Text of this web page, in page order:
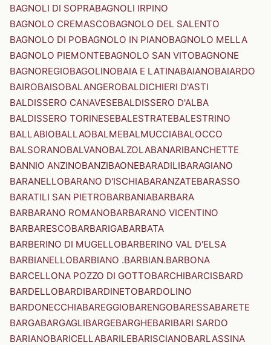
BAGNOLI DI SOPRABAGNOLI IRPINO
BAGNOLO CREMASCOBAGNOLO DEL SALENTO
BAGNOLO DI POBAGNOLO IN PIANOBAGNOLO MELLA
BAGNOLO PIEMONTEBAGNOLO SAN VITOBAGNONE
BAGNOREGIOBAGOLINOBAIA E LATINABAIANOBAIARDO
BAIROBAISOBALANGEROBALDICHIERI D'ASTI
BALDISSERO CANAVESEBALDISSERO D'ALBA
BALDISSERO TORINESEBALESTRATEBALESTRINO
BALLABIOBALLAOBALMEBALMUCCIABALOCCO
BALSORANOBALVANOBALZOLABANARIBANCHETTE
BANNIO ANZINOBANZIBAONEBARADILIBARAGIANO
BARANELLOBARANO D'ISCHIABARANZATEBARASSO
BARATILI SAN PIETROBARBANIABARBARA
BARBARANO ROMANOBARBARANO VICENTINO
BARBARESCOBARBARIGABARBATA
BARBERINO DI MUGELLOBARBERINO VAL D'ELSA
BARBIANELLOBARBIANO .BARBIAN.BARBONA
BARCELLONA POZZO DI GOTTOBARCHIBARCISBARD
BARDELLOBARDIBARDINETOBARDOLINO
BARDONECCHIABAREGGIOBARENGOBARESSABARETE
BARGABARGAGLIBARGEBARGHEBARIBARI SARDO
BARIANOBARICELLABARILEBARISCIANOBARLASSINA